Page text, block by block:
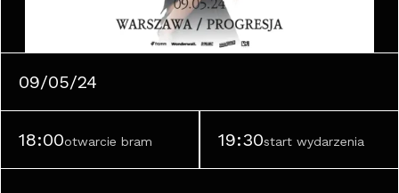
09/05/24
18:00otwarcie bram 19:30start wydarzenia